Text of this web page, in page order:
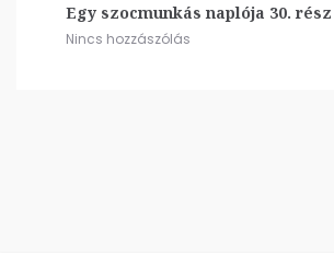
Egy szocmunkás naplója 30. rész
Nincs hozzászólás